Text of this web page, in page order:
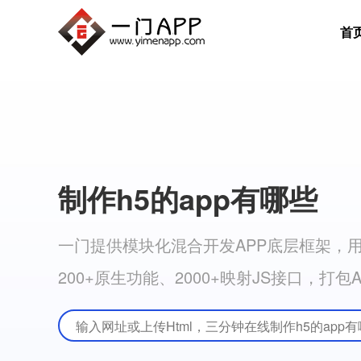
首
制作h5的app有哪些
一门提供模块化混合开发APP底层框架，
200+原生功能、2000+映射JS接口，打包